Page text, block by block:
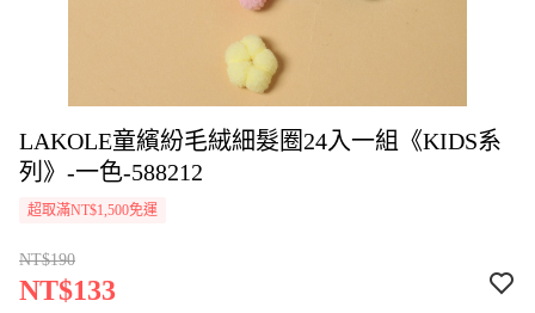
LAKOLE童繽紛毛絨細髮圈24入一組《KIDS系
列》-一色-588212
超取滿NT$1,500免運
NT$190
NT$133